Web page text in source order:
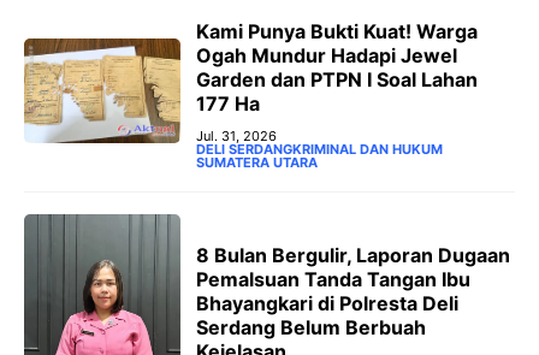
‎Kami Punya Bukti Kuat! Warga
Ogah Mundur Hadapi Jewel
Garden dan PTPN I Soal Lahan
177 Ha
Jul. 31, 2026
DELI SERDANGKRIMINAL DAN HUKUM
SUMATERA UTARA
8 Bulan Bergulir, Laporan Dugaan
Pemalsuan Tanda Tangan Ibu
Bhayangkari di Polresta Deli
Serdang Belum Berbuah